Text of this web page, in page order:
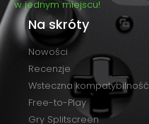
w jednym miejscu!
Na skróty
Nowości
Recenzje
Wsteczna kompatybilność
Free-to-Play
Gry Splitscreen